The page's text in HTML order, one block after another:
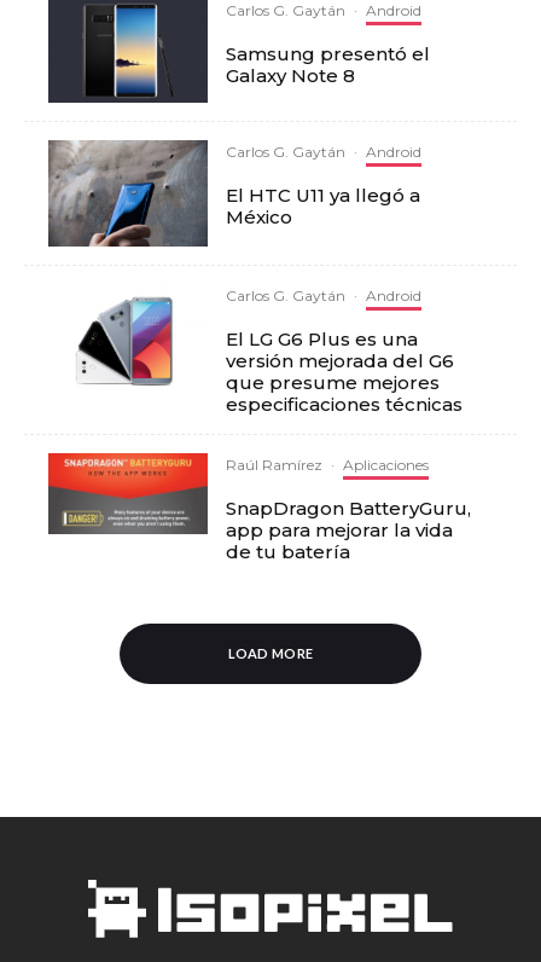
Carlos G. Gaytán · Android
Samsung presentó el
Galaxy Note 8
Carlos G. Gaytán · Android
El HTC U11 ya llegó a
México
Carlos G. Gaytán · Android
El LG G6 Plus es una
versión mejorada del G6
que presume mejores
especificaciones técnicas
Raúl Ramírez · Aplicaciones
SnapDragon BatteryGuru,
app para mejorar la vida
de tu batería
LOAD MORE